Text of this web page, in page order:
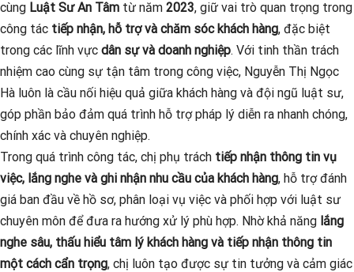
cùng Luật Sư An Tâm từ năm 2023, giữ vai trò quan trọng trong
công tác tiếp nhận, hỗ trợ và chăm sóc khách hàng, đặc biệt
trong các lĩnh vực dân sự và doanh nghiệp. Với tinh thần trách
nhiệm cao cùng sự tận tâm trong công việc, Nguyễn Thị Ngọc
Hà luôn là cầu nối hiệu quả giữa khách hàng và đội ngũ luật sư,
góp phần bảo đảm quá trình hỗ trợ pháp lý diễn ra nhanh chóng,
chính xác và chuyên nghiệp.
Trong quá trình công tác, chị phụ trách tiếp nhận thông tin vụ
việc, lắng nghe và ghi nhận nhu cầu của khách hàng, hỗ trợ đánh
giá ban đầu về hồ sơ, phân loại vụ việc và phối hợp với luật sư
chuyên môn để đưa ra hướng xử lý phù hợp. Nhờ khả năng lắng
nghe sâu, thấu hiểu tâm lý khách hàng và tiếp nhận thông tin
một cách cẩn trọng, chị luôn tạo được sự tin tưởng và cảm giác